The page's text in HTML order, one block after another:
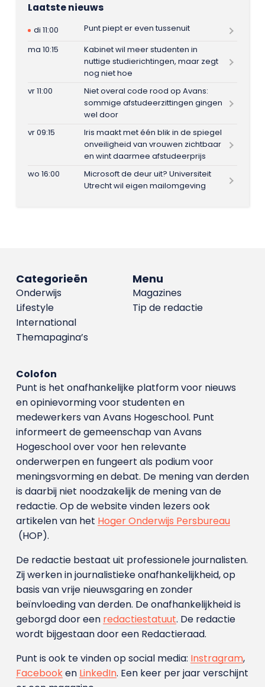
Laatste nieuws
di 11:00
Punt piept er even tussenuit
ma 10:15
Kabinet wil meer studenten in
nuttige studierichtingen, maar zegt
nog niet hoe
vr 11:00
Niet overal code rood op Avans:
sommige afstudeerzittingen gingen
wel door
vr 09:15
Iris maakt met één blik in de spiegel
onveiligheid van vrouwen zichtbaar
en wint daarmee afstudeerprijs
wo 16:00
Microsoft de deur uit? Universiteit
Utrecht wil eigen mailomgeving
Menu
Magazines
Tip de redactie
Categorieën
Onderwijs
Lifestyle
International
Themapagina’s
Colofon
Punt is het onafhankelijke platform voor nieuws
en opinievorming voor studenten en
medewerkers van Avans Hoge­school. Punt
informeert de gemeenschap van Avans
Hogeschool over voor hen relevante
onderwerpen en fungeert als podium voor
meningsvorming en debat. De mening van derden
is daarbij niet noodzakelijk de mening van de
redactie. Op de website vinden lezers ook
artikelen van het Hoger Onderwijs Persbureau
(HOP).
De redactie bestaat uit professionele journalisten.
Zij werken in journalistieke onafhankelijkheid, op
basis van vrije nieuwsgaring en zonder
beïnvloeding van derden. De onafhankelijkheid is
geborgd door een redactiestatuut. De redactie
wordt bijgestaan door een Redactieraad.
Punt is ook te vinden op social media: Instragram,
Facebooken LinkedIn. Een keer per jaar verschijnt